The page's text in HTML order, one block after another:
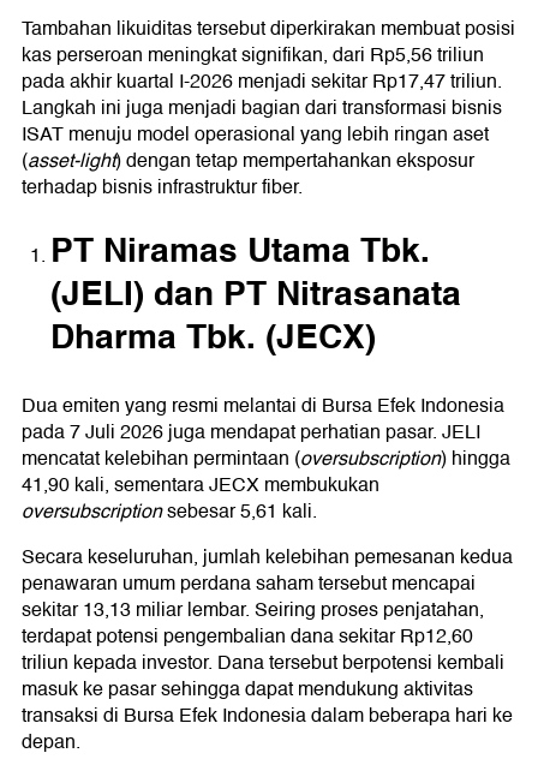
Tambahan likuiditas tersebut diperkirakan membuat posisi
kas perseroan meningkat signifikan, dari Rp5,56 triliun
pada akhir kuartal I-2026 menjadi sekitar Rp17,47 triliun.
Langkah ini juga menjadi bagian dari transformasi bisnis
ISAT menuju model operasional yang lebih ringan aset
(asset-light) dengan tetap mempertahankan eksposur
terhadap bisnis infrastruktur fiber.
PT Niramas Utama Tbk.
(JELI) dan PT Nitrasanata
Dharma Tbk. (JECX)
Dua emiten yang resmi melantai di Bursa Efek Indonesia
pada 7 Juli 2026 juga mendapat perhatian pasar. JELI
mencatat kelebihan permintaan (oversubscription) hingga
41,90 kali, sementara JECX membukukan
oversubscriptionsebesar 5,61 kali.
Secara keseluruhan, jumlah kelebihan pemesanan kedua
penawaran umum perdana saham tersebut mencapai
sekitar 13,13 miliar lembar. Seiring proses penjatahan,
terdapat potensi pengembalian dana sekitar Rp12,60
triliun kepada investor. Dana tersebut berpotensi kembali
masuk ke pasar sehingga dapat mendukung aktivitas
transaksi di Bursa Efek Indonesia dalam beberapa hari ke
depan.